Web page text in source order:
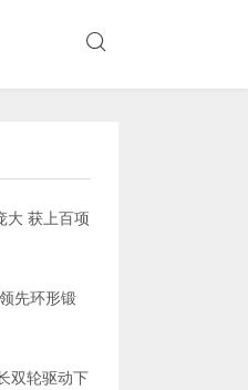
大 获上百项
先环形锻
双轮驱动下